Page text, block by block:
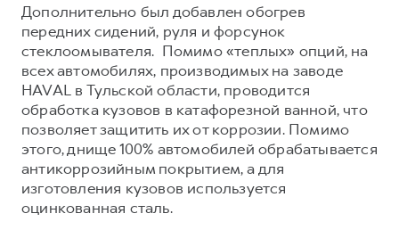
Дополнительно был добавлен обогрев
передних сидений, руля и форсунок
стеклоомывателя. Помимо «теплых» опций, на
всех автомобилях, производимых на заводе
HAVAL в Тульской области, проводится
обработка кузовов в катафорезной ванной, что
позволяет защитить их от коррозии. Помимо
этого, днище 100% автомобилей обрабатывается
антикоррозийным покрытием, а для
изготовления кузовов используется
оцинкованная сталь.